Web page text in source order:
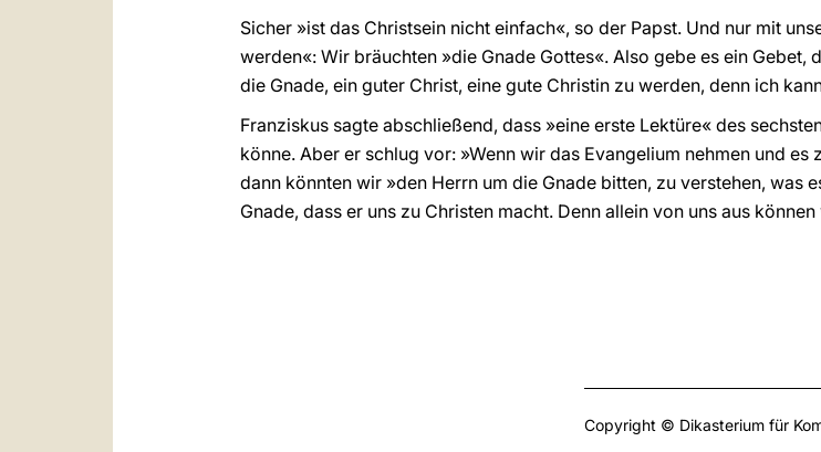
Sicher »ist das Christsein nicht einfach«, so der Papst. Und nur mit
werden«: Wir bräuchten »die Gnade Gottes«. Also gebe es ein Gebet,
die Gnade, ein guter Christ, eine gute Christin zu werden, denn ich
Franziskus sagte abschließend, dass »eine erste Lektüre« des
könne. Aber er schlug vor: »Wenn wir das Evangelium nehmen und
dann könnten wir »den Herrn um die Gnade bitten, zu verstehen, was
Gnade, dass er uns zu Christen macht. Denn allein von uns aus
Copyright © Dikasterium für